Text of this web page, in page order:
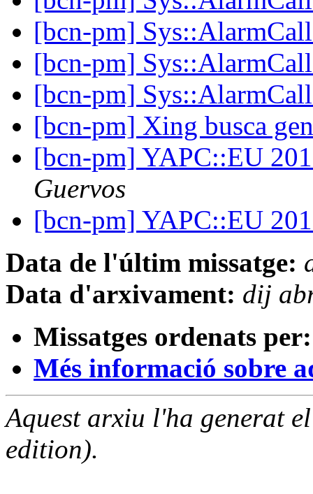
[bcn-pm]
[bcn-pm]
[bcn-pm]
[bcn-pm] Xing busca
[bcn-pm] YAPC::EU
Guervos
[bcn-pm] YAPC::EU
Data de l'últim missatge:
Data d'arxivament: dij
Missatges ordenats per:
Més informació sobre
Aquest arxiu l'ha generat
edition).